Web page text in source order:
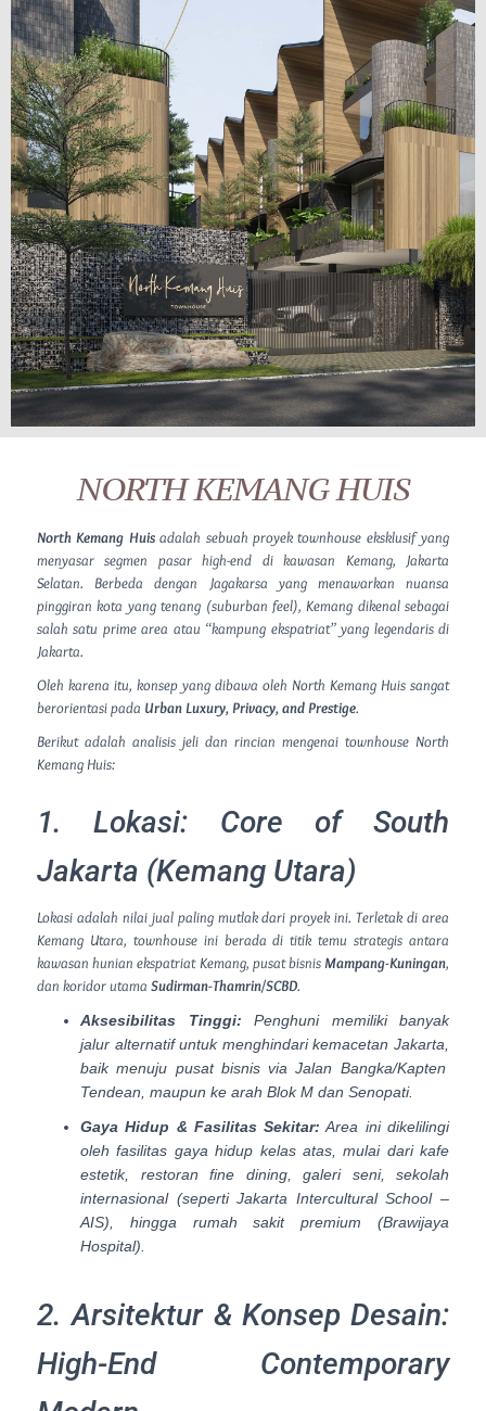
NORTH KEMANG HUIS
North Kemang Huisadalah sebuah proyektownhouse eksklusif yang
menyasar segmen pasarhigh-end di kawasan Kemang, Jakarta
Selatan. Berbeda dengan Jagakarsa yang menawarkan nuansa
pinggiran kota yang tenang (suburban feel), Kemang dikenal sebagai
salah satu prime area atau “kampung ekspatriat” yang legendaris di
Jakarta.
Oleh karena itu, konsep yang dibawa oleh North Kemang Huis sangat
berorientasi pada Urban Luxury, Privacy, and Prestige.
Berikut adalah analisis jeli dan rincian mengenai townhouse North
Kemang Huis:
1. Lokasi: Core of South
Jakarta (Kemang Utara)
Lokasi adalah nilai jual paling mutlak dari proyek ini. Terletak di area
Kemang Utara, townhouseini berada di titik temu strategis antara
kawasan hunian ekspatriat Kemang, pusat bisnis Mampang-Kuningan,
dan koridor utama Sudirman-Thamrin/SCBD.
Aksesibilitas Tinggi: Penghuni memiliki banyak
jalur alternatif untuk menghindari kemacetan Jakarta,
baik menuju pusat bisnis via Jalan Bangka/Kapten
Tendean, maupun ke arah Blok M dan Senopati.
Gaya Hidup & Fasilitas Sekitar: Area ini dikelilingi
oleh fasilitas gaya hidup kelas atas,
mulai dari kafe
estetik,
restoran fine dining, galeri seni,
sekolah
internasional (seperti Jakarta Intercultural School –
AIS),
hingga rumah sakit premium (Brawijaya
Hospital).
2. Arsitektur & Konsep Desain:
High-End Contemporary